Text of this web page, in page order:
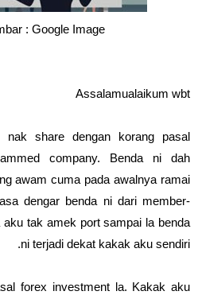
: Google Image
Assalamualaikum wbt
share dengan korang pasal
company. Benda ni dah
awam cuma pada awalnya ramai
dengar benda ni dari member-
tak amek port sampai la benda
ni terjadi dekat kakak aku sendiri.
forex investment la. Kakak aku